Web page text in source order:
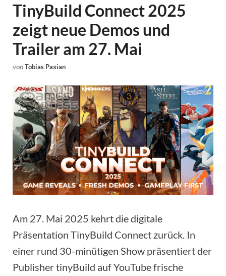
TinyBuild Connect 2025
zeigt neue Demos und
Trailer am 27. Mai
vonTobias Paxian
Am 27. Mai 2025 kehrt die digitale
Präsentation TinyBuild Connect zurück. In
einer rund 30-minütigen Show präsentiert der
Publisher tinyBuild auf YouTube frische